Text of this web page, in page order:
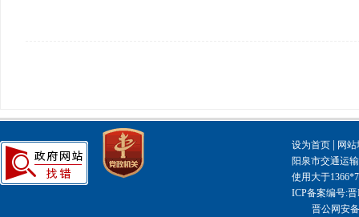
设为首页
网
阳泉市交通运
使用大于
ICP备案编号:晋
晋公网安